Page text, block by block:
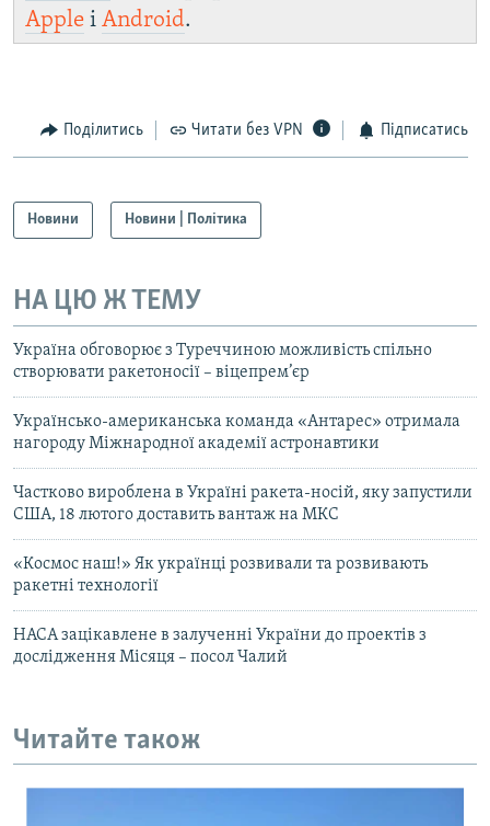
Apple і Android.
Поділитись Читати без VPN Підписатись
Новини Новини | Політика
НА ЦЮ Ж ТЕМУ
Україна обговорює з Туреччиною можливість спільно
створювати ракетоносії – віцепрем’єр
Українсько-американська команда «Антарес» отримала
нагороду Міжнародної академії астронавтики
Частково вироблена в Україні ракета-носій, яку запустили
США, 18 лютого доставить вантаж на МКС
«Космос наш!» Як українці розвивали та розвивають
ракетні технології
НАСА зацікавлене в залученні України до проектів з
дослідження Місяця – посол Чалий
Читайте також